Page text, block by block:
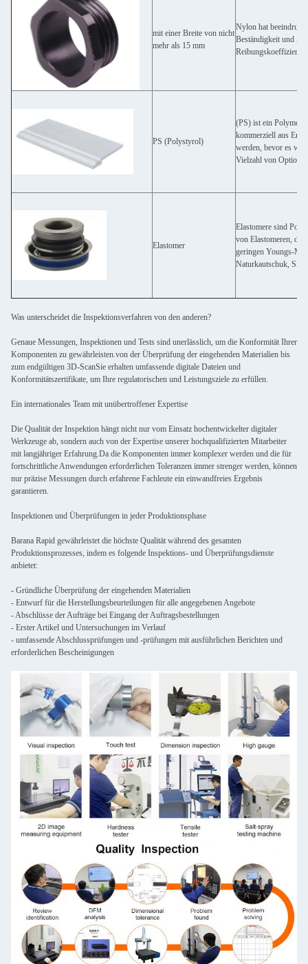
mit einer Breite von nicht
mehr als 15 mm
Nylon hat
Beständigkeit und
PS (Polystyrol)
(PS) ist ein Polymer,
kommerziell aus
werden, bevor es
Vielzahl von
Elastomer
Elastomere sind
von Elastomeren, die
geringen Youngs-
Naturkautschuk,
Was unterscheidet die Inspektionsverfahren von den anderen?
Genaue Messungen, Inspektionen und Tests sind unerlässlich, um die Konformität Ihrer
Komponenten zu gewährleisten.von der Überprüfung der eingehenden Materialien bis
zum endgültigen 3D-ScanSie erhalten umfassende digitale Dateien und
Konformitätszertifikate, um Ihre regulatorischen und Leistungsziele zu erfüllen.
Ein internationales Team mit unübertroffener Expertise
Die Qualität der Inspektion hängt nicht nur vom Einsatz hochentwickelter digitaler
Werkzeuge ab, sondern auch von der Expertise unserer hochqualifizierten Mitarbeiter
mit langjähriger Erfahrung.Da die Komponenten immer komplexer werden und die für
fortschrittliche Anwendungen erforderlichen Toleranzen immer strenger werden, können
nur präzise Messungen durch erfahrene Fachleute ein einwandfreies Ergebnis
garantieren.
Inspektionen und Überprüfungen in jeder Produktionsphase
Barana Rapid gewährleistet die höchste Qualität während des gesamten
Produktionsprozesses, indem es folgende Inspektions- und Überprüfungsdienste
anbietet:
- Gründliche Überprüfung der eingehenden Materialien
- Entwurf für die Herstellungsbeurteilungen für alle angegebenen Angebote
- Abschlüsse der Aufträge bei Eingang der Auftragsbestellungen
- Erster Artikel und Untersuchungen im Verlauf
- umfassende Abschlussprüfungen und -prüfungen mit ausführlichen Berichten und
erforderlichen Bescheinigungen